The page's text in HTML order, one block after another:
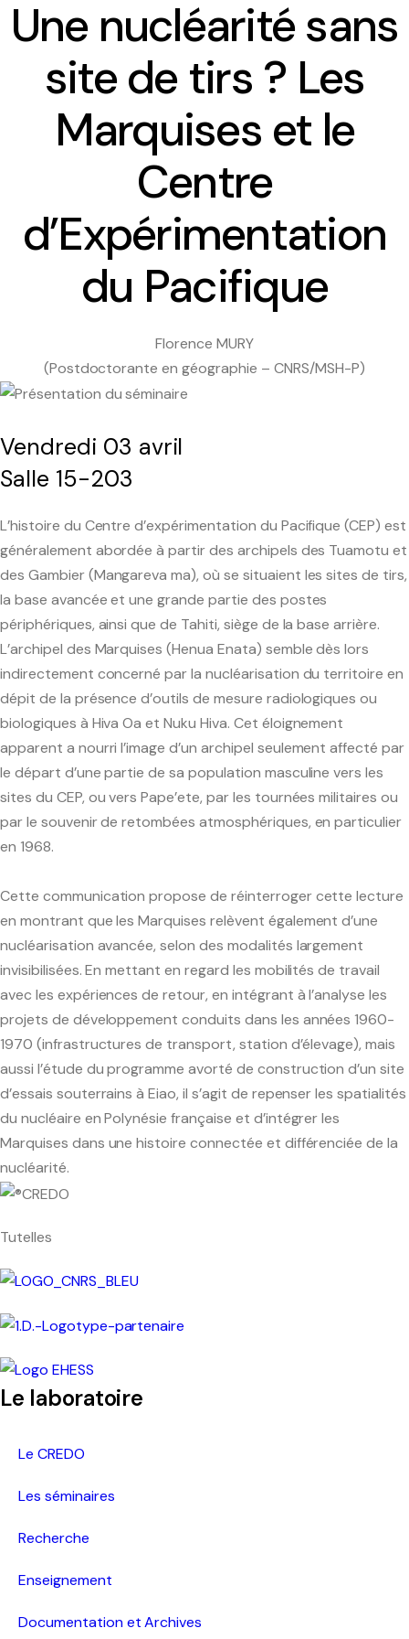
Présentation
Contact et accueil
Comité d’Ethique
Le planning des séminaires 2025-2026
Le séminaire du CREDO
Le séminaire EHESS/CREDO
Séminaires précédents
Les axes scientifiques
Publications scientifiques
Colloques et journées d’études
Médiation scientifique
Interventions extérieures
Programmes collaboratifs
Doctorat
Thèses soutenues
Liste de discussion étudiants
Le Centre de Documentation
Les Archives Scientifiques
Une nucléarité sans
site de tirs ? Les
Marquises et le
Centre
d’Expérimentation
du Pacifique
Florence MURY
(Postdoctorante en géographie – CNRS/MSH-P)
Vendredi 03 avril
Salle 15-203
L’histoire du Centre d’expérimentation du Pacifique (CEP) est
généralement abordée à partir des archipels des Tuamotu et
des Gambier (Mangareva ma), où se situaient les sites de tirs,
la base avancée et une grande partie des postes
périphériques, ainsi que de Tahiti, siège de la base arrière.
L’archipel des Marquises (Henua Enata) semble dès lors
indirectement concerné par la nucléarisation du territoire en
dépit de la présence d’outils de mesure radiologiques ou
biologiques à Hiva Oa et Nuku Hiva. Cet éloignement
apparent a nourri l’image d’un archipel seulement affecté par
le départ d’une partie de sa population masculine vers les
sites du CEP, ou vers Pape’ete, par les tournées militaires ou
par le souvenir de retombées atmosphériques, en particulier
en 1968.
Cette communication propose de réinterroger cette lecture
en montrant que les Marquises relèvent également d’une
nucléarisation avancée, selon des modalités largement
invisibilisées. En mettant en regard les mobilités de travail
avec les expériences de retour, en intégrant à l’analyse les
projets de développement conduits dans les années 1960-
1970 (infrastructures de transport, station d’élevage), mais
aussi l’étude du programme avorté de construction d’un site
d’essais souterrains à Eiao, il s’agit de repenser les spatialités
du nucléaire en Polynésie française et d’intégrer les
Marquises dans une histoire connectée et différenciée de la
nucléarité.
Tutelles
Le laboratoire
Le CREDO
Les séminaires
Recherche
Enseignement
Documentation et Archives